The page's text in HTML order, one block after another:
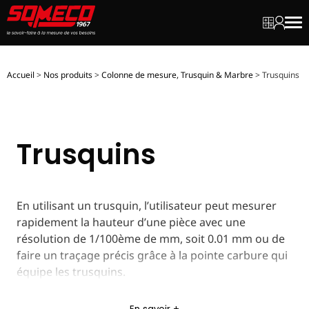
MonMon
Accueil > Nos produits>Colonne de mesure, Trusquin & Marbre>Trusquins
Trusquins
En utilisant un trusquin, l’utilisateur peut mesurer
rapidement la hauteur d’une pièce avec une
résolution de 1/100ème de mm, soit 0.01 mm ou de
faire un traçage précis grâce à la pointe carbure qui
équipe les trusquins.
COMMENT UTILISER UN TRUSQUIN ?